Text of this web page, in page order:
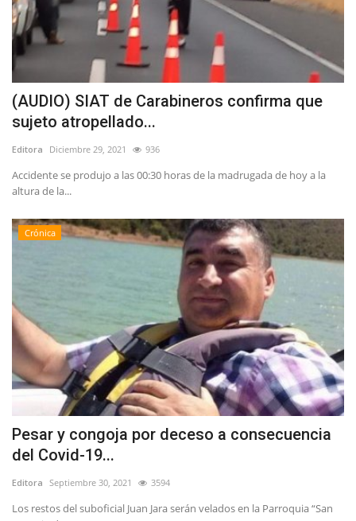
(AUDIO) SIAT de Carabineros confirma que
sujeto atropellado...
Editora Diciembre 29, 2021 936
Accidente se produjo a las 00:30 horas de la madrugada de hoy a la
altura de la...
Crónica
Pesar y congoja por deceso a consecuencia
del Covid-19...
Editora Septiembre 30, 2021 3594
Los restos del suboficial Juan Jara serán velados en la Parroquia “San